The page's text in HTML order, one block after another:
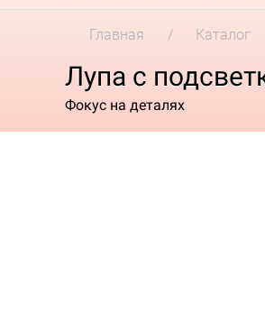
Главная Каталог
Лупа с
Фокус на деталях